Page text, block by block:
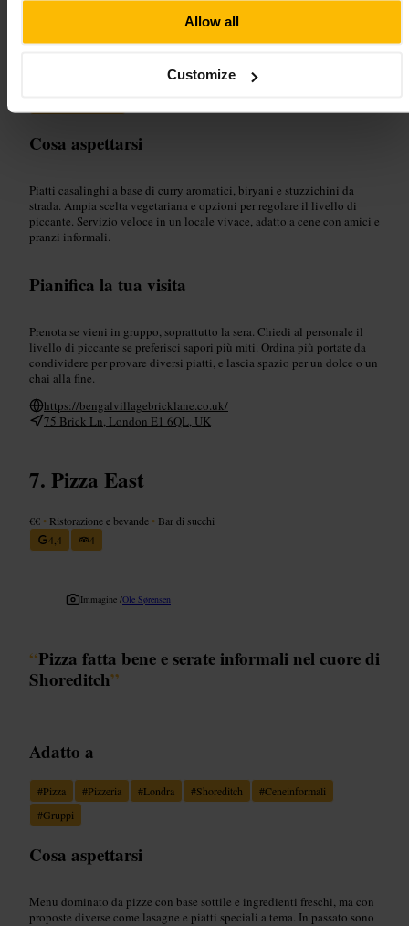
Allow all
Customize
Adatto a
BrickLane #Curry #CiboDaCondividere
Cosa aspettarsi
Piatti casalinghi a base di curry aromatici, biryani e stuzzichini da
strada. Ampia scelta vegetariana e opzioni per regolare il livello di
piccante. Servizio veloce in un locale vivace, adatto a cene con amici e
pranzi informali.
Pianifica la tua visita
Prenota se vieni in gruppo, soprattutto la sera. Chiedi al personale il
livello di piccante se preferisci sapori più miti. Ordina più portate da
condividere per provare diversi piatti, e lascia spazio per un dolce o un
chai alla fine.
https://bengalvillagebricklane.co.uk/
75 Brick Ln, London E1 6QL, UK
Pizza East
€€ • Ristorazione e bevande • Bar di succhi
4,4
4
Immagine /Ole Sørensen
“Pizza fatta bene e serate informali nel cuore di
Shoreditch”
Adatto a
#Pizza #Pizzeria #Londra #Shoreditch #Ceneinformali
#Gruppi
Cosa aspettarsi
Menu dominato da pizze con base sottile e ingredienti freschi, ma con
proposte diverse come lasagne e piatti speciali a tema. In passato sono